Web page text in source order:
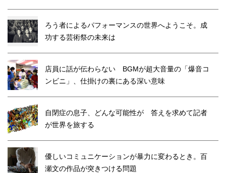
ろう者によるパフォーマンスの世界へようこそ。成
功する芸術祭の未来は
店員に話が伝わらない BGMが超大音量の「爆音コ
ンビニ」、仕掛けの裏にある深い意味
自閉症の息子、どんな可能性が 答えを求めて記者
が世界を旅する
優しいコミュニケーションが暴力に変わるとき。百
瀬文の作品が突きつける問題